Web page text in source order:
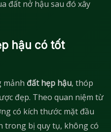
đất nở hậu sau đó xây
hậu có tốt
mảnh đất hẹp hậu, thóp
đẹp. Theo quan niệm từ
có kích thước mặt đầu
trong bị quy tụ, không có